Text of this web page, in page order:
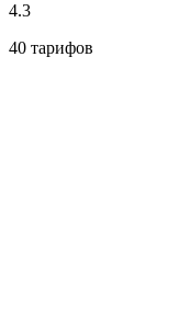
4.3
40 тарифов